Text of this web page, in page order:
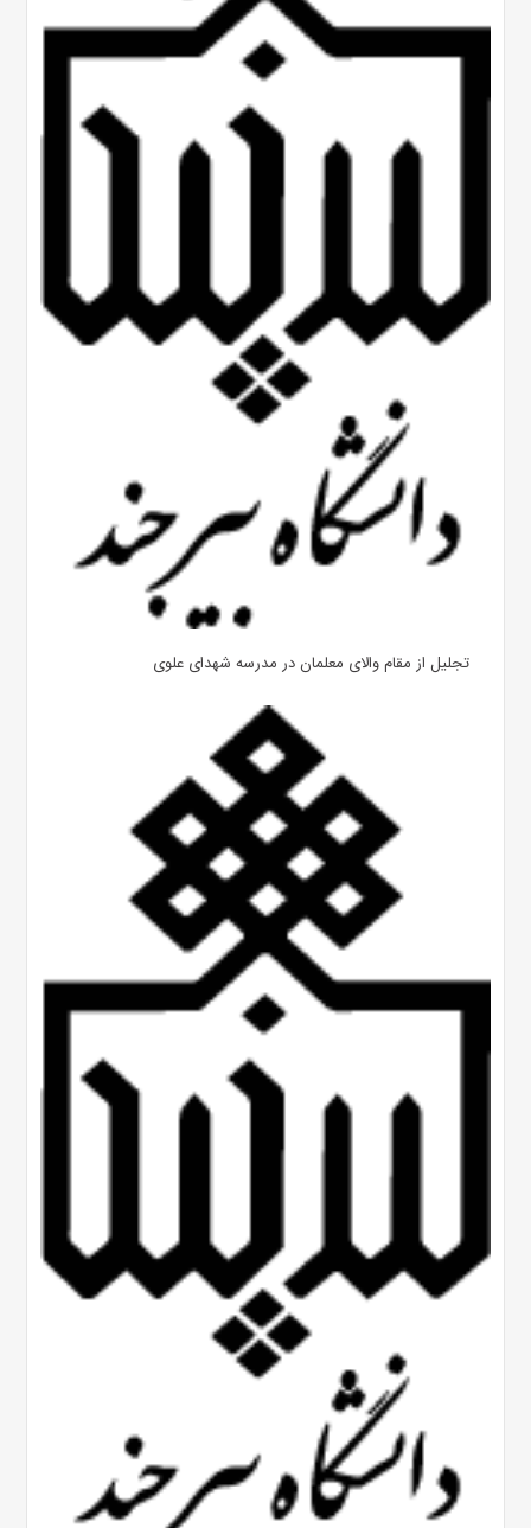
تجلیل از مقام والای معلمان در مدرسه شهدای علوی